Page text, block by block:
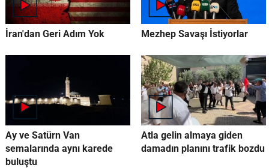
İran'dan Geri Adım Yok Mezhep Savaşı İstiyorlar
Ay ve Satürn Van
semalarında aynı karede
buluştu
Atla gelin almaya giden
damadın planını trafik bozdu